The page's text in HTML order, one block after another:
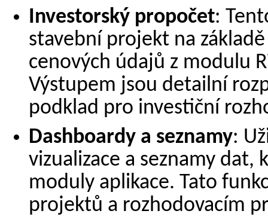
Investorský propočet:
stavební projekt na
cenových údajů z modulu
Výstupem jsou detailní
podklad pro investiční
Dashboardy a seznamy:
vizualizace a seznamy
moduly aplikace. Tato
projektů a rozhodovacím